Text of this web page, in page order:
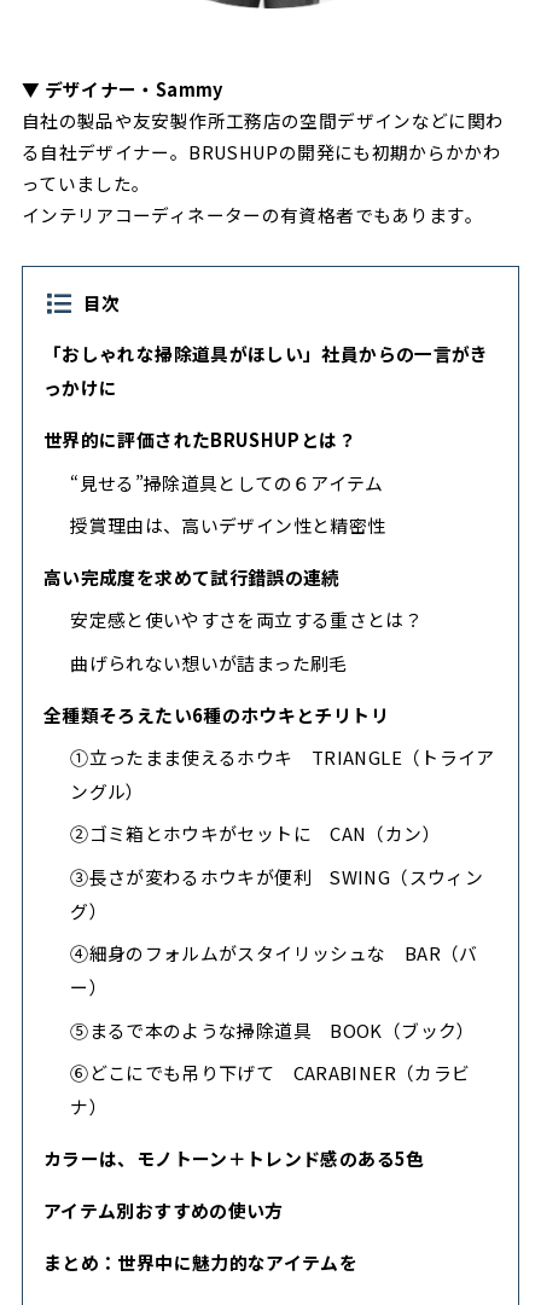
▼ デザイナー・Sammy
自社の製品や友安製作所工務店の空間デザインなどに関わ
る自社デザイナー。BRUSHUPの開発にも初期からかかわ
っていました。
インテリアコーディネーターの有資格者でもあります。
目次
「おしゃれな掃除道具がほしい」社員からの一言がき
っかけに
世界的に評価されたBRUSHUPとは？
“見せる”掃除道具としての６アイテム
授賞理由は、高いデザイン性と精密性
高い完成度を求めて試行錯誤の連続
安定感と使いやすさを両立する重さとは？
曲げられない想いが詰まった刷毛
全種類そろえたい6種のホウキとチリトリ
①立ったまま使えるホウキ TRIANGLE（トライア
ングル）
②ゴミ箱とホウキがセットに CAN（カン）
③長さが変わるホウキが便利 SWING（スウィン
グ）
④細身のフォルムがスタイリッシュな BAR（バ
ー）
⑤まるで本のような掃除道具 BOOK（ブック）
⑥どこにでも吊り下げて CARABINER（カラビ
ナ）
カラーは、モノトーン＋トレンド感のある5色
アイテム別おすすめの使い方
まとめ：世界中に魅力的なアイテムを